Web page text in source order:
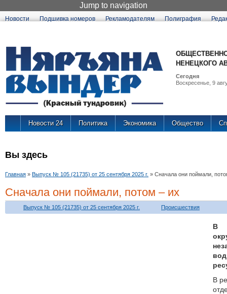
Jump to navigation
Новости Подшивка номеров Рекламодателям Полиграфия
НЕНЕЦКОГО
Сегодня
Воскресенье, 9
Новости 24 Политика Экономика Общество
Вы здесь
Главная » Выпуск № 105 (21735) от 25 сентября 2025 г. » Сначала они поймали,
Сначала они поймали, потом – их
Выпуск № 105 (21735) от 25 сентября 2025 г. Происшествия
В
В